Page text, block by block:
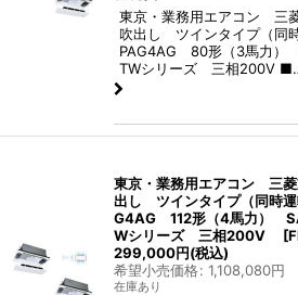
東京・業務用エアコン 三
吹出し ツインタイプ（同
PAG4AG 80形（3馬力）
TWシリーズ 三相200V
東京・業務用エアコン 三
出し ツインタイプ（同時
G4AG 112形（4馬力）
Wシリーズ 三相200V
[
299,000円(税込)
希望小売価格: 1,108,080円
在庫あり